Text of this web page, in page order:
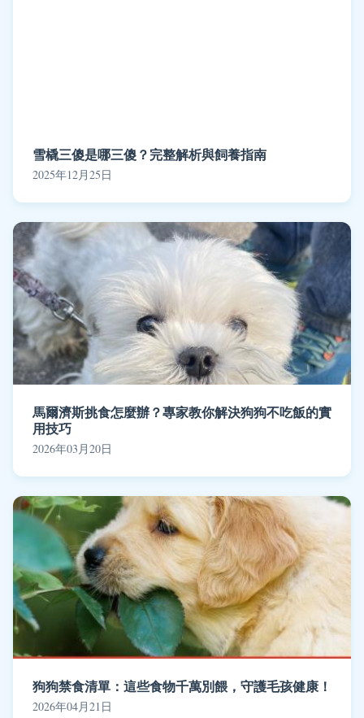
雪橇三傻是哪三傻？完整解析與飼養指南
2025年12月25日
馬爾濟斯挑食怎麼辦？專家教你解決狗狗不吃飯的實
用技巧
2026年03月20日
狗狗禁食清單：這些食物千萬別餵，守護毛孩健康！
2026年04月21日